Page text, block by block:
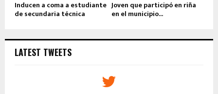
Inducen a coma a estudiante
de secundaria técnica
Joven que participó en riña
en el municipio...
LATEST TWEETS